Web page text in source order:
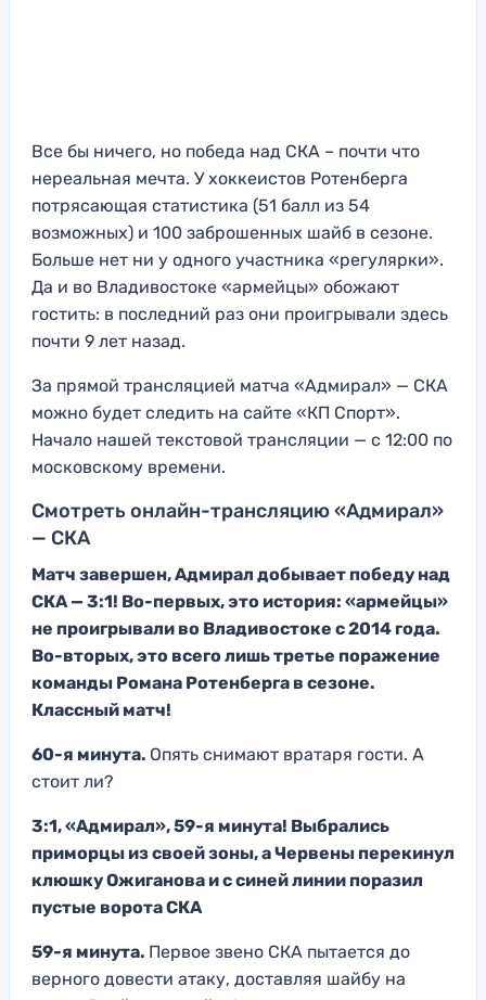
Все бы ничего, но победа над СКА – почти что
нереальная мечта. У хоккеистов Ротенберга
потрясающая статистика (51 балл из 54
возможных) и 100 заброшенных шайб в сезоне.
Больше нет ни у одного участника «регулярки».
Да и во Владивостоке «армейцы» обожают
гостить: в последний раз они проигрывали здесь
почти 9 лет назад.
За прямой трансляцией матча «Адмирал» — СКА
можно будет следить на сайте «КП Спорт».
Начало нашей текстовой трансляции — с 12:00 по
московскому времени.
Смотреть онлайн-трансляцию «Адмирал»
— СКА
Матч завершен, Адмирал добывает победу над
СКА — 3:1! Во-первых, это история: «армейцы»
не проигрывали во Владивостоке с 2014 года.
Во-вторых, это всего лишь третье поражение
команды Романа Ротенберга в сезоне.
Классный матч!
60-я минута. Опять снимают вратаря гости. А
стоит ли?
3:1, «Адмирал», 59-я минута! Выбрались
приморцы из своей зоны, а Червены перекинул
клюшку Ожиганова и с синей линии поразил
пустые ворота СКА
59-я минута. Первое звено СКА пытается до
верного довести атаку, доставляя шайбу на